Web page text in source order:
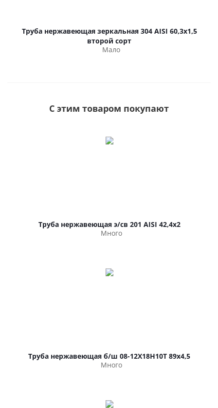
Труба нержавеющая зеркальная 304 AISI 60,3х1,5
второй сорт
Мало
С этим товаром покупают
Труба нержавеющая э/св 201 AISI 42,4х2
Много
Труба нержавеющая б/ш 08-12Х18Н10Т 89х4,5
Много